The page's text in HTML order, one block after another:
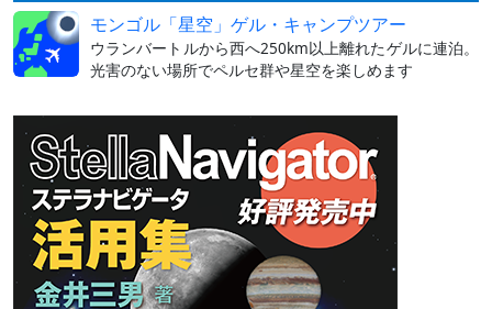
モンゴル「星空」ゲル・キャンプツアー
ウランバートルから西へ250km以上離れたゲルに連泊。
光害のない場所でペルセ群や星空を楽しめます